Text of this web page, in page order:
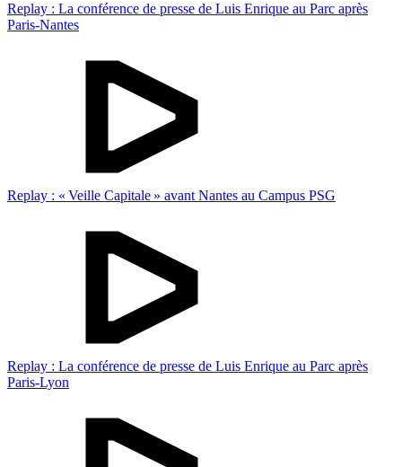
Replay : La conférence de presse de Luis Enrique au Parc après
Paris-Nantes
Replay : « Veille Capitale » avant Nantes au Campus PSG
Replay : La conférence de presse de Luis Enrique au Parc après
Paris-Lyon